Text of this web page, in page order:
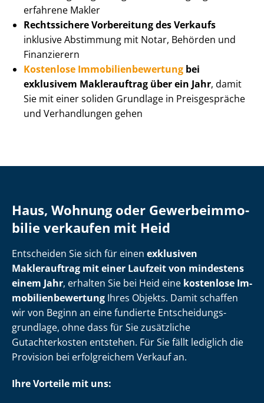
erfahrene Makler
Rechtssichere Vorbereitung des Verkaufs
inklusive Abstimmung mit Notar, Behörden und
Finanzierern
Kostenlose Im­mo­bi­li­en­be­wer­tung bei
exklusivem Maklerauftrag über ein Jahr, damit
Sie mit einer soliden Grundlage in Preisgespräche
und Verhandlungen gehen
Haus, Wohnung oder Ge­wer­be­im­mo­
bi­lie verkaufen mit Heid
Entscheiden Sie sich für einen exklusiven
Maklerauftrag mit einer Laufzeit von mindestens
einem Jahr, erhalten Sie bei Heid eine kostenlose Im­
mo­bi­li­en­be­wer­tung Ihres Objekts. Damit schaffen
wir von Beginn an eine fundierte Ent­schei­dungs­
grund­la­ge, ohne dass für Sie zusätzliche
Gutachterkosten entstehen. Für Sie fällt lediglich die
Provision bei erfolgreichem Verkauf an.
Ihre Vorteile mit uns: